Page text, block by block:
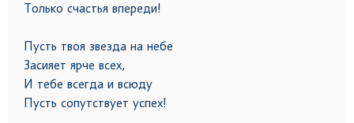
Только счастья впереди!
Пусть твоя звезда на небе
Засияет ярче всех,
И тебе всегда и всюду
Пусть сопутствует успех!